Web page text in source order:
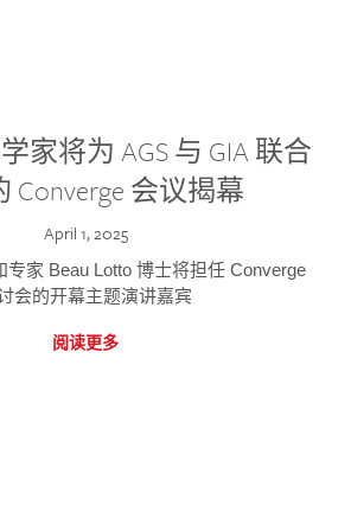
家将为 AGS 与 GIA 联合
Converge 会议揭幕
April 1, 2025
专家 Beau Lotto 博士将担任 Converge
会的开幕主题演讲嘉宾
阅读更多